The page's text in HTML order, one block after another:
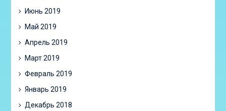
Июнь 2019
Май 2019
Апрель 2019
Март 2019
Февраль 2019
Январь 2019
Декабрь 2018